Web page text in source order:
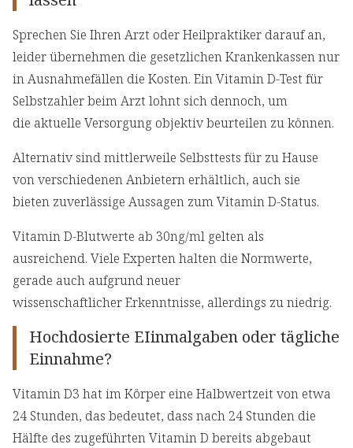
Sprechen Sie Ihren Arzt oder Heilpraktiker darauf an,
leider übernehmen die gesetzlichen Krankenkassen nur
in Ausnahmefällen die Kosten. Ein Vitamin D-Test für
Selbstzahler beim Arzt lohnt sich dennoch, um
die aktuelle Versorgung objektiv beurteilen zu können.
Alternativ sind mittlerweile Selbsttests für zu Hause
von verschiedenen Anbietern erhältlich, auch sie
bieten zuverlässige Aussagen zum Vitamin D-Status.
Vitamin D-Blutwerte ab 30ng/ml gelten als
ausreichend. Viele Experten halten die Normwerte,
gerade auch aufgrund neuer
wissenschaftlicher Erkenntnisse, allerdings zu niedrig.
Hochdosierte EIinmalgaben oder tägliche
Einnahme?
Vitamin D3 hat im Körper eine Halbwertzeit von etwa
24 Stunden, das bedeutet, dass nach 24 Stunden die
Hälfte des zugeführten Vitamin D bereits abgebaut